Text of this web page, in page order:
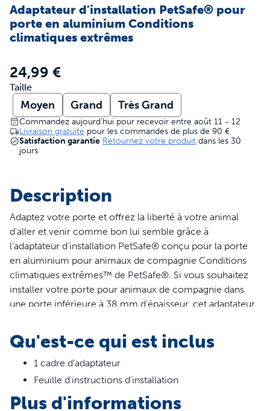
Adaptateur d'installation PetSafe® pour
porte en aluminium Conditions
climatiques extrêmes
24,99 €
Taille
Moyen Grand Très Grand
Commandez aujourd'hui pour recevoir entre août 11 - 12
Livraison gratuite pour les commandes de plus de 90 €
Satisfaction garantie Retournez votre produit dans les 30
jours
Description
Adaptez votre porte et offrez la liberté à votre animal
d'aller et venir comme bon lui semble grâce à
l'adaptateur d'installation PetSafe® conçu pour la porte
en aluminium pour animaux de compagnie Conditions
climatiques extrêmes™ de PetSafe®. Si vous souhaitez
installer votre porte pour animaux de compagnie dans
une porte inférieure à 38 mm d'épaisseur, cet adaptateur
vous suffit de placer votre adaptateur sur le cadre
intérieur ou extérieur de votre porte pour animaux de
compagnie au moment de l'installation.
Caractéristiques
Qu'est-ce qui est inclus
1 cadre d'adaptateur
Feuille d'instructions d'installation
Plus d'informations